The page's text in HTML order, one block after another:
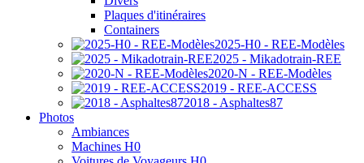
Plaques d'itinéraires
Containers
2025-H0 - REE-Modèles
2025 - Mikadotrain-REE
2020-N - REE-Modèles
2019 - REE-ACCESS
2018 - Asphaltes87
Photos
Ambiances
Machines H0